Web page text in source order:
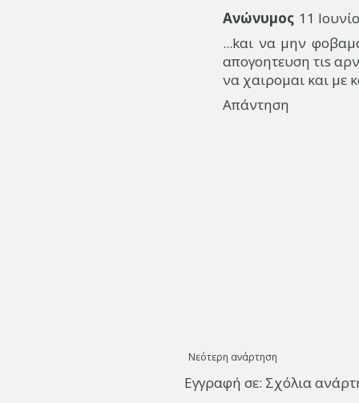
Ανώνυμος 11
...kαι να μην
απογοητευση τιs
να χαιρομαι και με
Απάντηση
Νεότερη ανάρτηση
Εγγραφή σε: Σχόλια